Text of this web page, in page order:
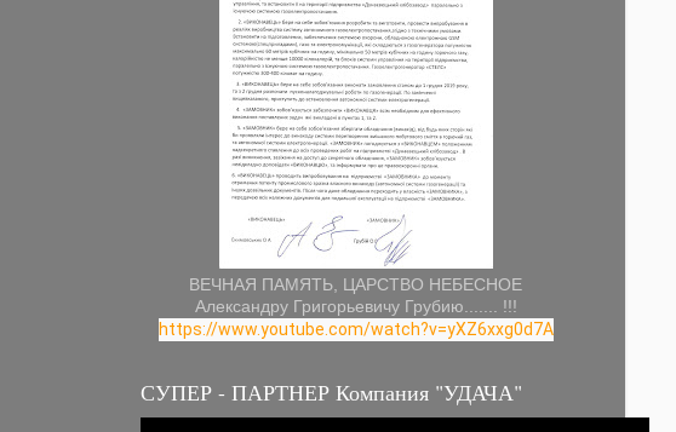
ВЕЧНАЯ ПАМЯТЬ, ЦАРСТВО НЕБЕСНОЕ
Александру Григорьевичу Грубию....... !!!
https://www.youtube.com/watch?v=yXZ6xxg0d7A
СУПЕР - ПАРТНЕР Компания "УДАЧА"